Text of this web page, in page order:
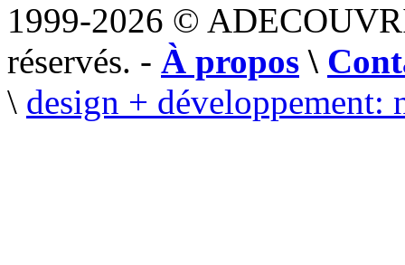
1999-2026 ©
réservés. - À propos \
\ design + développement: